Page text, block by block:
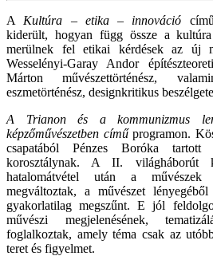
A Kultúra – etika – innováció
kiderült, hogyan függ össze a
merülnek fel etikai kérdések az új
Wesselényi-Garay Andor
Márton művészettörténész,
eszmetörténész, designkritikus
A Trianon és a kommunizmus
képzőművészetben címűprogramon.
csapatából Pénzes Boróka
korosztálynak. A II. világháborút
hatalomátvétel után a művészek
megváltoztak, a művészet
gyakorlatilag megszűnt. E jól
művészi megjelenésének,
foglalkoztak, amely téma csak az
teret és figyelmet.